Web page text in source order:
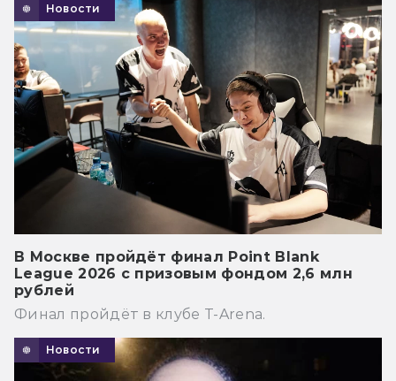
Новости
В Москве пройдёт финал Point Blank
League 2026 с призовым фондом 2,6 млн
рублей
Финал пройдёт в клубе T-Arena.
Новости